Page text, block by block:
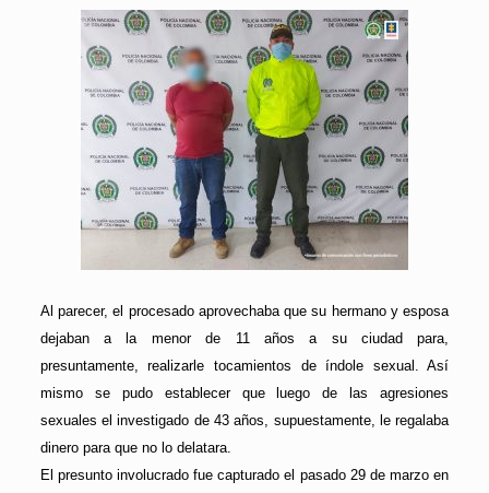
Al parecer, el procesado aprovechaba que su hermano y esposa
dejaban a la menor de 11 años a su ciudad para,
presuntamente, realizarle tocamientos de índole sexual. Así
mismo se pudo establecer que luego de las agresiones
sexuales el investigado de 43 años, supuestamente, le regalaba
dinero para que no lo delatara.
El presunto involucrado fue capturado el pasado 29 de marzo en